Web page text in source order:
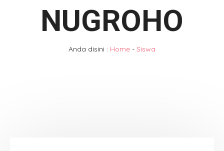
NUGROHO
Anda disini : Home - Siswa